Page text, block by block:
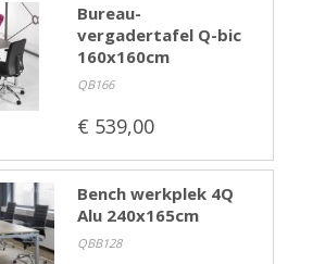
Bureau-
vergadertafel Q-bic
160x160cm
QB166
€ 539,00
Bench werkplek 4Q
Alu 240x165cm
QBB128